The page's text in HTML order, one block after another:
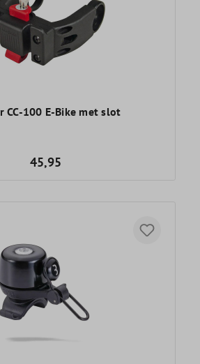
CC-100 E-Bike met slot
45,95